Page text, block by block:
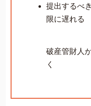
提出するべ
限に遅れる
破産管財人
く